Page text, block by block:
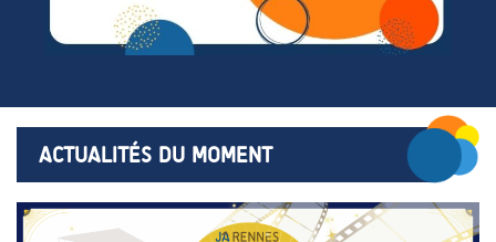
ACTUALITÉS DU MOMENT